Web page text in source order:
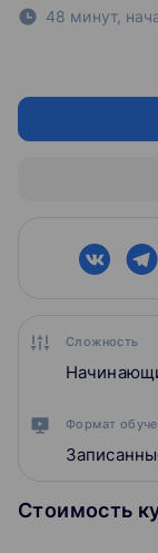
Сложность
Формат
Стоимость
48 минут,